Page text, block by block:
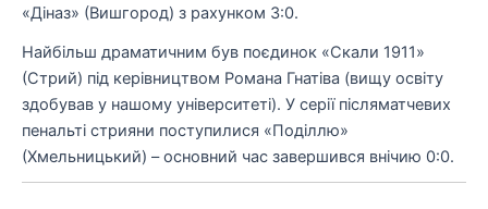
«Діназ» (Вишгород) з рахунком 3:0.
Найбільш драматичним був поєдинок «Скали 1911»
(Стрий) під керівництвом Романа Гнатіва (вищу освіту
здобував у нашому університеті). У серії післяматчевих
пенальті стрияни поступилися «Поділлю»
(Хмельницький) – основний час завершився внічию 0:0.